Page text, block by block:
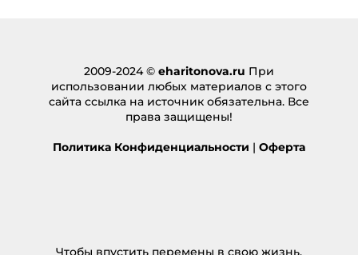
2009-2024 © eharitonova.ru При
использовании любых материалов с этого
сайта ссылка на источник обязательна. Все
права защищены!
Политика Конфиденциальности | Оферта